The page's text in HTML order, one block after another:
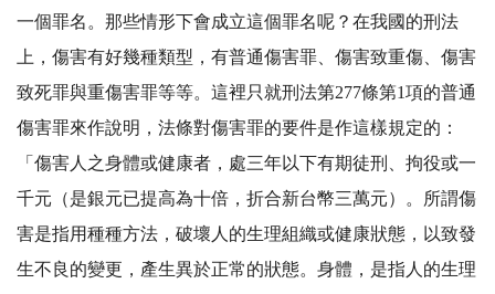
一個罪名。那些情形下會成立這個罪名呢？在我國的刑法
上，傷害有好幾種類型，有普通傷害罪、傷害致重傷、傷害
致死罪與重傷害罪等等。這裡只就刑法第277條第1項的普通
傷害罪來作說明，法條對傷害罪的要件是作這樣規定的：
「傷害人之身體或健康者，處三年以下有期徒刑、拘役或一
千元（是銀元已提高為十倍，折合新台幣三萬元）。所謂傷
害是指用種種方法，破壞人的生理組織或健康狀態，以致發
生不良的變更，產生異於正常的狀態。身體，是指人的生理